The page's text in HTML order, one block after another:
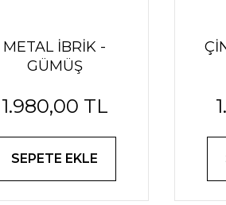
METAL İBRİK -
GÜMÜŞ
1.980,00 TL
SEPETE EKLE